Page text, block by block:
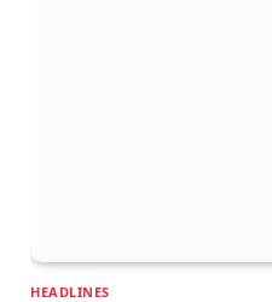
HEADLINES